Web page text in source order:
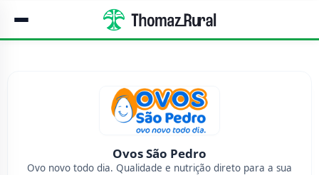
Ovos São Pedro
Ovo novo todo dia. Qualidade e nutrição direto para a sua